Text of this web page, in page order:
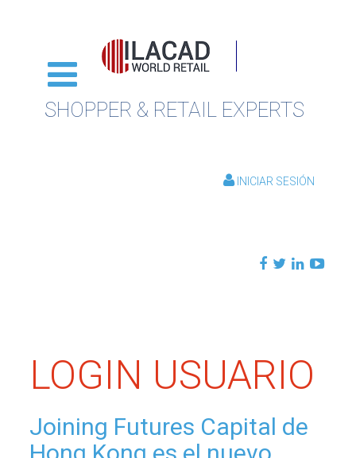
SHOPPER & RETAIL EXPERTS
INICIAR SESIÓN
LOGIN USUARIO
Joining Futures Capital de